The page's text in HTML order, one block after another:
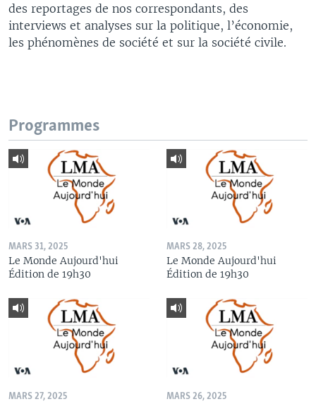
des reportages de nos correspondants, des
interviews et analyses sur la politique, l’économie,
les phénomènes de société et sur la société civile.
Programmes
MARS 31, 2025
Le Monde Aujourd'hui
Édition de 19h30
MARS 28, 2025
Le Monde Aujourd'hui
Édition de 19h30
MARS 27, 2025 MARS 26, 2025